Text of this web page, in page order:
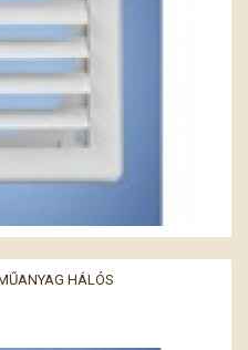
HÁLÓS